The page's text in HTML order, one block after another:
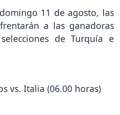
11 de agosto, las
a las ganadoras
de Turquía e
vs. Italia (06.00 horas)